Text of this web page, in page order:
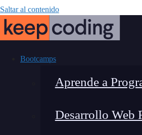
Saltar al contenido
Bootcamps
Aprende a
Desarrollo Web